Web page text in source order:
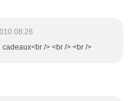
08:26
/> <br /> <br />